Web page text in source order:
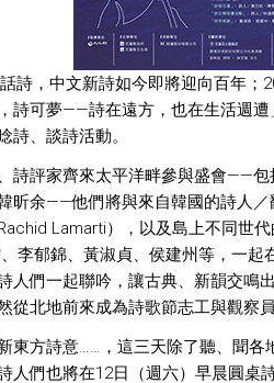
詩，中文新詩如今即將迎向百年；
詩可夢——詩在遠方，也在生活週
詩、談詩活動。
詩評家齊來太平洋畔參與盛會——
昕余——他們將與來自韓國的詩人
Lamarti），以及島上不同世
李郁錦、黃淑貞、侯建州等，一
人們一起聯吟，讓古典、新韻交
從北地前來成為詩歌節志工與觀察
東方詩意……，這三天除了聽、聞
人們也將在12日（週六）早晨圓